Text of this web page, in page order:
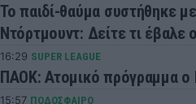
Το παιδί-θαύμα συστήθηκε
Ντόρτμουντ: Δείτε τι έβαλε
16:29 SUPER LEAGUE
ΠΑΟΚ: Ατομικό πρόγραμμα
15:57 ΠΟΔΟΣΦΑΙΡΟ